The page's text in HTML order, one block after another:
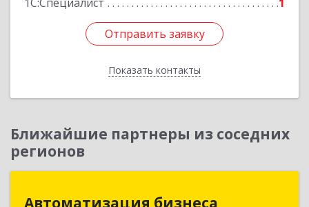
Отправить заявку
Показать контакты
Отправить заявку
Назад
Ближайшие партнеры из соседних
регионов
Автоматизация бизнеса
Автоматизация бизнеса